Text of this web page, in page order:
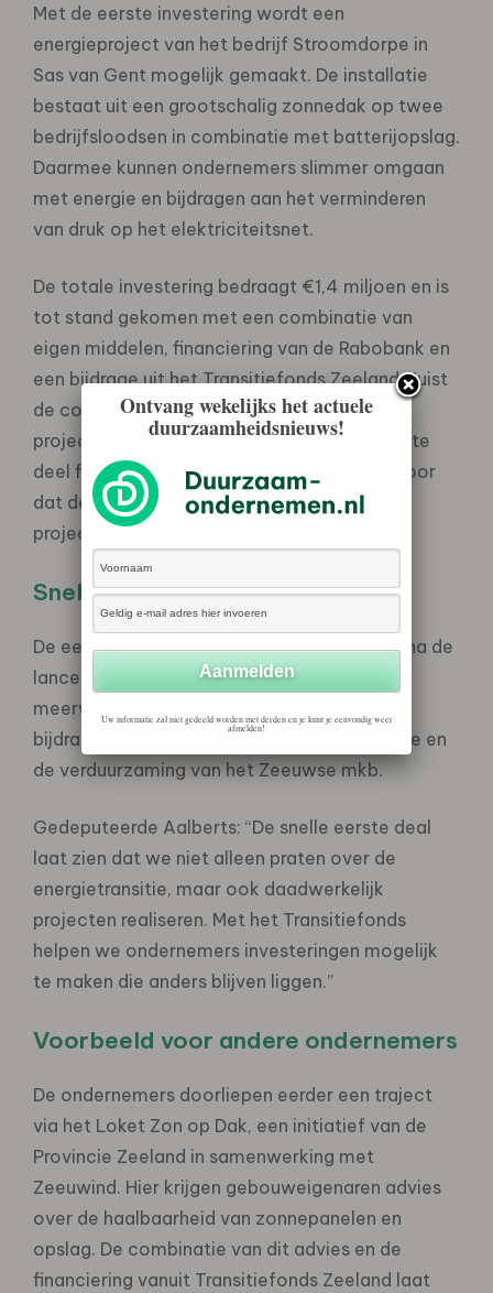
Met de eerste investering wordt een
energieproject van het bedrijf Stroomdorpe in
Sas van Gent mogelijk gemaakt. De installatie
bestaat uit een grootschalig zonnedak op twee
bedrijfsloodsen in combinatie met batterijopslag.
Daarmee kunnen ondernemers slimmer omgaan
met energie en bijdragen aan het verminderen
van druk op het elektriciteitsnet.
De totale investering bedraagt €1,4 miljoen en is
tot stand gekomen met een combinatie van
eigen middelen, financiering van de Rabobank en
een bijdrage uit het Transitiefonds Zeeland. Juist
de combinatie van deze partijen maakt dit
project mogelijk: waar Rabobank het grootste
deel financiert, zorgt het Transitiefonds ervoor
dat de financiering compleet wordt en het
project gerealiseerd kan worden.
Snelle eerste stap
De eerste financiering volgt in Zeeland vlot na de
lancering van het fonds. Daarmee wordt de
meerwaarde van het fonds direct zichtbaar:
bijdragen aan oplossingen voor netcongestie en
de verduurzaming van het Zeeuwse mkb.
Gedeputeerde Aalberts: “De snelle eerste deal
laat zien dat we niet alleen praten over de
energietransitie, maar ook daadwerkelijk
projecten realiseren. Met het Transitiefonds
helpen we ondernemers investeringen mogelijk
te maken die anders blijven liggen.”
Voorbeeld voor andere ondernemers
De ondernemers doorliepen eerder een traject
via het Loket Zon op Dak, een initiatief van de
Provincie Zeeland in samenwerking met
Zeeuwind. Hier krijgen gebouweigenaren advies
over de haalbaarheid van zonnepanelen en
opslag. De combinatie van dit advies en de
financiering vanuit Transitiefonds Zeeland laat
Ontvang wekelijks het actuele
duurzaamheidsnieuws!
Uw informatie zal niet gedeeld worden met derden en je kunt je eenvoudig weer
afmelden!